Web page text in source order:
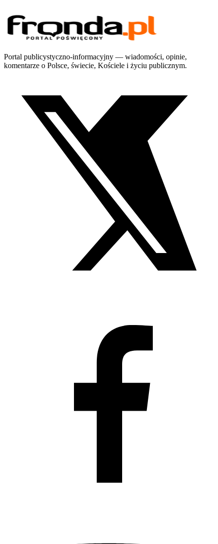
Portal publicystyczno-informacyjny — wiadomości, opinie,
komentarze o Polsce, świecie, Kościele i życiu publicznym.